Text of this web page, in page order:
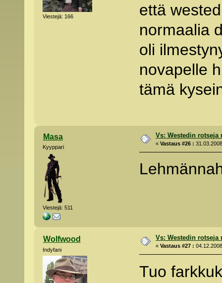
Viestejä: 166
että
normaalia
oli
novapelle
tämä
Masa
Kyyppari
Viestejä: 511
Vs: Westedin rotseja
«Vastaus #26 :
Wolfwood
Indyfani
Vs: Westedin rotseja
«Vastaus #27 :
Tuo